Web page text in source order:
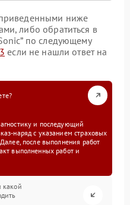
ниже
либо обратиться в
по следующему
если не нашли ответ на
и последующий
наряд с указанием страховых
после выполнения работ
выполненных работ и
какой